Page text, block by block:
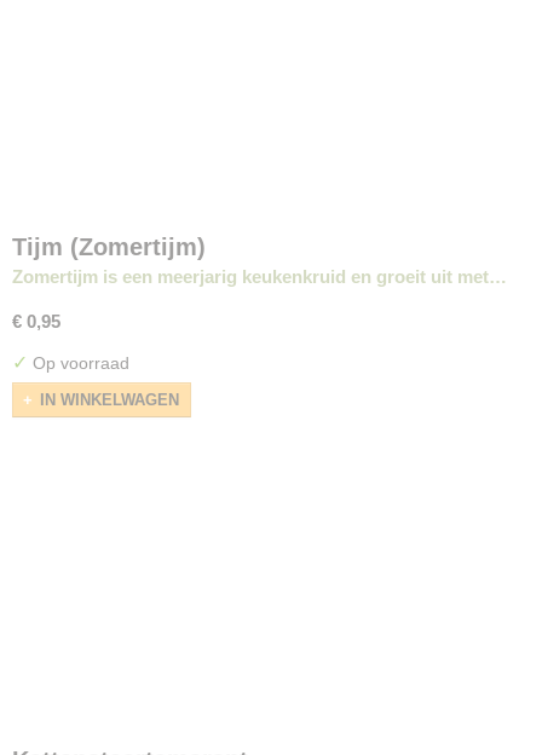
Tijm (Zomertijm)
Zomertijm is een meerjarig keukenkruid en groeit uit met…
€ 0,95
✓ Op voorraad
IN WINKELWAGEN